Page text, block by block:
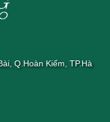
Q.Hoàn Kiếm, TP.Hà